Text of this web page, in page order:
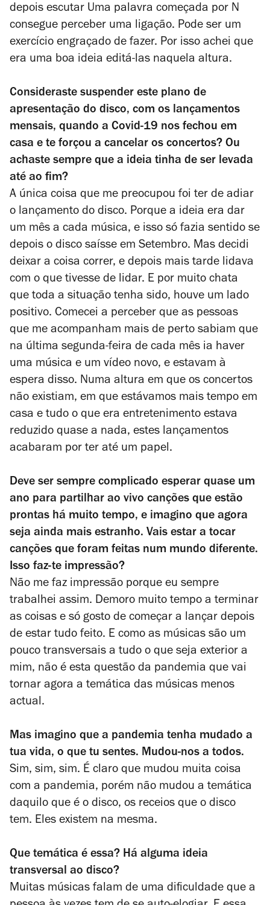
depois escutar Uma palavra começada por N
consegue perceber uma ligação. Pode ser um
exercício engraçado de fazer. Por isso achei que
era uma boa ideia editá-las naquela altura.
Consideraste suspender este plano de
apresentação do disco, com os lançamentos
mensais, quando a Covid-19 nos fechou em
casa e te forçou a cancelar os concertos? Ou
achaste sempre que a ideia tinha de ser levada
até ao fim?
A única coisa que me preocupou foi ter de adiar
o lançamento do disco. Porque a ideia era dar
um mês a cada música, e isso só fazia sentido se
depois o disco saísse em Setembro. Mas decidi
deixar a coisa correr, e depois mais tarde lidava
com o que tivesse de lidar. E por muito chata
que toda a situação tenha sido, houve um lado
positivo. Comecei a perceber que as pessoas
que me acompanham mais de perto sabiam que
na última segunda-feira de cada mês ia haver
uma música e um vídeo novo, e estavam à
espera disso. Numa altura em que os concertos
não existiam, em que estávamos mais tempo em
casa e tudo o que era entretenimento estava
reduzido quase a nada, estes lançamentos
acabaram por ter até um papel.
Deve ser sempre complicado esperar quase um
ano para partilhar ao vivo canções que estão
prontas há muito tempo, e imagino que agora
seja ainda mais estranho. Vais estar a tocar
canções que foram feitas num mundo diferente.
Isso faz-te impressão?
Não me faz impressão porque eu sempre
trabalhei assim. Demoro muito tempo a terminar
as coisas e só gosto de começar a lançar depois
de estar tudo feito. E como as músicas são um
pouco transversais a tudo o que seja exterior a
mim, não é esta questão da pandemia que vai
tornar agora a temática das músicas menos
actual.
Mas imagino que a pandemia tenha mudado a
tua vida, o que tu sentes. Mudou-nos a todos.
Sim, sim, sim. É claro que mudou muita coisa
com a pandemia, porém não mudou a temática
daquilo que é o disco, os receios que o disco
tem. Eles existem na mesma.
Que temática é essa? Há alguma ideia
transversal ao disco?
Muitas músicas falam de uma dificuldade que a